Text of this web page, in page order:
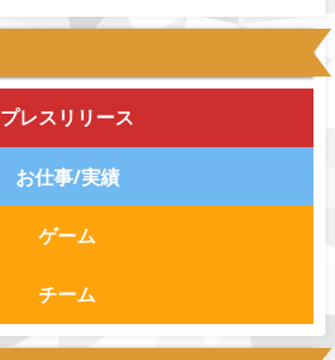
プレスリリース
お仕事/実績
ゲーム
チーム